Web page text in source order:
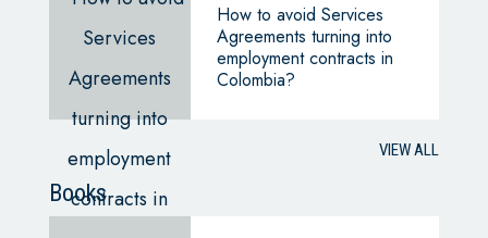
How to avoid Services
Agreements turning into
employment contracts in
Colombia?
VIEW ALL
Books